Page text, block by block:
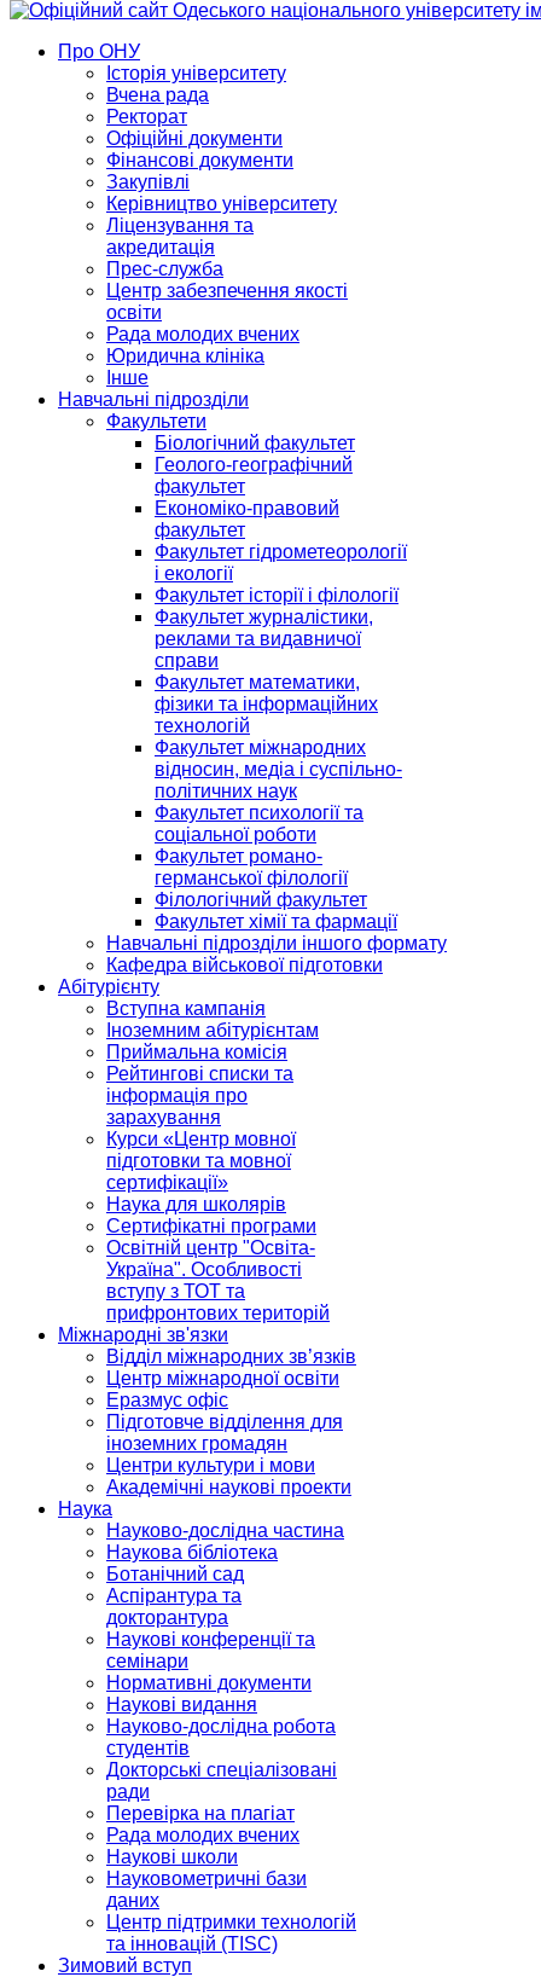
Про ОНУ
Історія університету
Вчена рада
Ректорат
Офіційні документи
Фінансові документи
Закупівлі
Керівництво університету
Ліцензування та
акредитація
Прес-служба
Центр забезпечення якості
освіти
Рада молодих вчених
Юридична клініка
Інше
Навчальні підрозділи
Факультети
Біологічний факультет
Геолого-географічний
факультет
Економіко-правовий
факультет
Факультет гідрометеорології
і екології
Факультет історії і філології
Факультет журналістики,
реклами та видавничої
справи
Факультет математики,
фізики та інформаційних
технологій
Факультет міжнародних
відносин, медіа і суспільно-
політичних наук
Факультет психології та
соціальної роботи
Факультет романо-
германської філології
Філологічний факультет
Факультет хімії та фармації
Навчальні підрозділи іншого формату
Кафедра військової підготовки
Абітурієнту
Вступна кампанія
Іноземним абітурієнтам
Приймальна комісія
Рейтингові списки та
інформація про
зарахування
Курси «Центр мовної
підготовки та мовної
сертифікації»
Наука для школярів
Сертифікатні програми
Освітній центр "Освіта-
Україна". Особливості
вступу з ТОТ та
прифронтових територій
Міжнародні зв'язки
Відділ міжнародних зв’язків
Центр міжнародної освіти
Еразмус офіс
Підготовче відділення для
іноземних громадян
Центри культури і мови
Академічні наукові проекти
Наука
Науково-дослідна частина
Наукова бібліотека
Ботанічний сад
Аспірантура та
докторантура
Наукові конференції та
семінари
Нормативні документи
Наукові видання
Науково-дослідна робота
студентів
Докторські спеціалізовані
ради
Перевірка на плагіат
Рада молодих вчених
Наукові школи
Науковометричні бази
даних
Центр підтримки технологій
та інновацій (TISC)
Зимовий вступ